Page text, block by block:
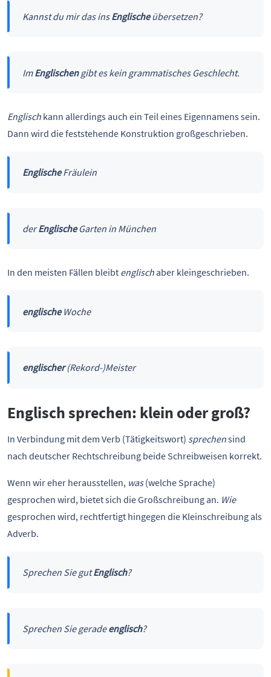
Kannst du mir das insEnglischeübersetzen?
ImEnglischengibt es kein grammatisches Geschlecht.
Englisch kann allerdings auch ein Teil eines Eigennamens sein.
Dann wird die feststehende Konstruktion großgeschrieben.
EnglischeFräulein
derEnglischeGarten in München
In den meisten Fällen bleibt englischaber kleingeschrieben.
englischeWoche
englischer(Rekord-)Meister
Englisch sprechen: klein oder groß?
In Verbindung mit dem Verb (Tätigkeitswort) sprechensind
nach deutscher Rechtschreibung beide Schreibweisen korrekt.
Wenn wir eher herausstellen, was(welche Sprache)
gesprochen wird, bietet sich die Großschreibung an. Wie
gesprochen wird, rechtfertigt hingegen die Kleinschreibung als
Adverb.
Sprechen Sie gutEnglisch?
Sprechen Sie geradeenglisch?